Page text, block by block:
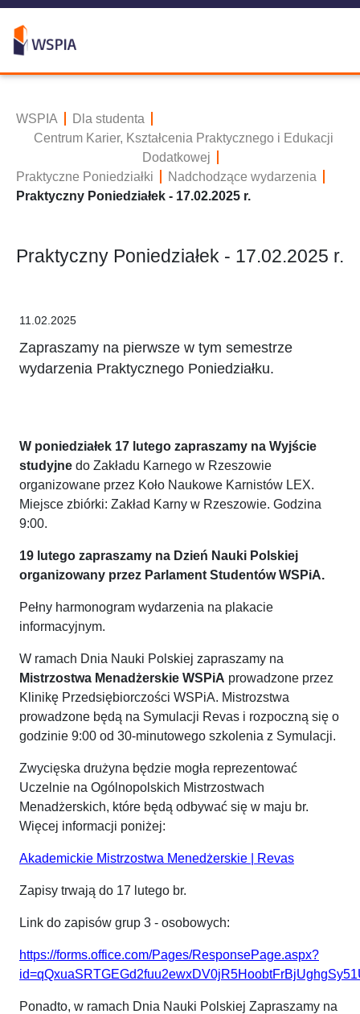
WSPIA
Dla studenta
Centrum Karier, Kształcenia Praktycznego i Edukacji
Dodatkowej
Praktyczne Poniedziałki
Nadchodzące wydarzenia
Praktyczny Poniedziałek - 17.02.2025 r.
Praktyczny Poniedziałek - 17.02.2025 r.
11.02.2025
Zapraszamy na pierwsze w tym semestrze
wydarzenia Praktycznego Poniedziałku.
W poniedziałek 17 lutego zapraszamy na Wyjście
studyjne do Zakładu Karnego w Rzeszowie
organizowane przez Koło Naukowe Karnistów LEX.
Miejsce zbiórki: Zakład Karny w Rzeszowie. Godzina
9:00.
19 lutego zapraszamy na Dzień Nauki Polskiej
organizowany przez Parlament Studentów WSPiA.
Pełny harmonogram wydarzenia na plakacie
informacyjnym.
W ramach Dnia Nauki Polskiej zapraszamy na
Mistrzostwa Menadżerskie WSPiA prowadzone przez
Klinikę Przedsiębiorczości WSPiA. Mistrozstwa
prowadzone będą na Symulacji Revas i rozpoczną się o
godzinie 9:00 od 30-minutowego szkolenia z Symulacji.
Zwycięska drużyna będzie mogła reprezentować
Uczelnie na Ogólnopolskich Mistrzostwach
Menadżerskich, które będą odbywać się w maju br.
Więcej informacji poniżej:
Akademickie Mistrzostwa Menedżerskie | Revas
Zapisy trwają do 17 lutego br.
Link do zapisów grup 3 - osobowych:
https://forms.office.com/Pages/ResponsePage.aspx?
Ponadto, w ramach Dnia Nauki Polskiej Zapraszamy na